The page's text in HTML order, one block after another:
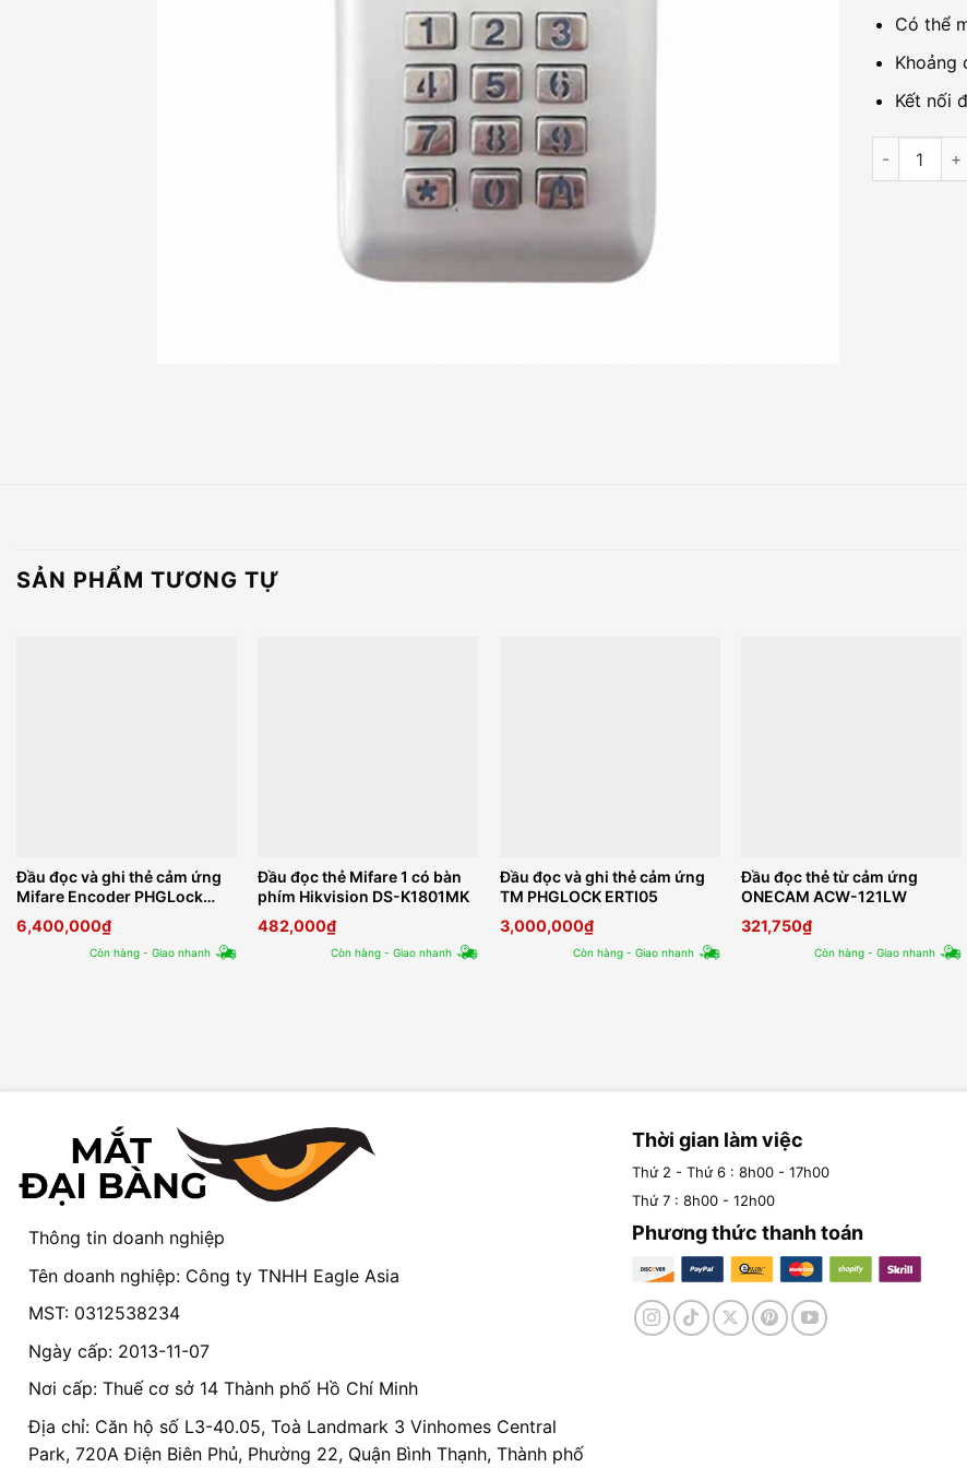
Có thể
Khoảng
Kết nối
Đầu đọc
SẢN PHẨM TƯƠNG TỰ
Đầu đọc và ghi thẻ cảm ứng
Mifare Encoder PHGLock
ER04
6,400,000₫
Còn hàng - Giao nhanh
Đầu đọc thẻ Mifare 1 có bàn
phím Hikvision DS-K1801MK
482,000₫
Còn hàng - Giao nhanh
Đầu đọc và ghi thẻ cảm ứng
TM PHGLOCK ERTI05
3,000,000₫
Còn hàng - Giao nhanh
Đầu đọc thẻ từ cảm ứng
ONECAM ACW-121LW
321,750₫
Còn hàng - Giao nhanh
Thông tin doanh nghiệp
Tên doanh nghiệp: Công ty TNHH Eagle Asia
MST: 0312538234
Ngày cấp: 2013-11-07
Nơi cấp: Thuế cơ sở 14 Thành phố Hồ Chí Minh
Địa chỉ: Căn hộ số L3-40.05, Toà Landmark 3 Vinhomes Central
Park, 720A Điện Biên Phủ, Phường 22, Quận Bình Thạnh, Thành phố
Thời gian làm việc
Thứ 2 - Thứ 6 : 8h00 - 17h00
Thứ 7 : 8h00 - 12h00
Phương thức thanh toán